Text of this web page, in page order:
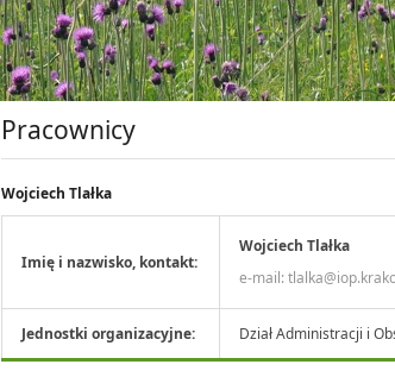
Pracownicy
Wojciech Tlałka
Imię i nazwisko, kontakt:
Wojciech Tlałka
e-mail:
Jednostki organizacyjne: Dział Administracji i